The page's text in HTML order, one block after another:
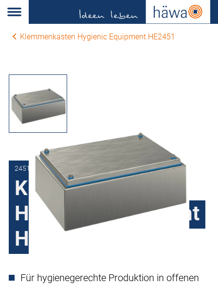
Klemmenkasten Hygienic Equipment HE2451
2451-3020-12-00
Klemmenkasten
Hygienic Equipment
HE2451
Für hygienegerechte Produktion in offenen